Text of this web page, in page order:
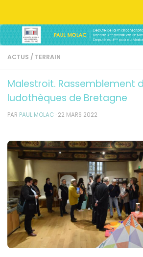
ACTUS / TERRAIN
Malestroit. Rassemblement
ludothèques de Bretagne
PAR PAUL MOLAC · 22 MARS 2022